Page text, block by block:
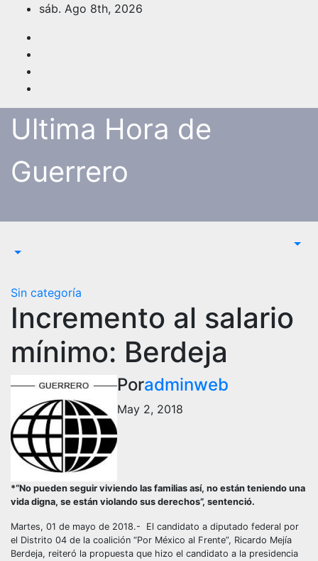
Saltar
contenido
sáb. Ago 8th, 2026
Ultima Hora de
Guerrero
Sin categoría
Incremento al salario
mínimo: Berdeja
Poradminweb
May 2, 2018
*“No pueden seguir viviendo las familias así, no están teniendo una
vida digna, se están violando sus derechos”, sentenció.
Martes, 01 de mayo de 2018.- El candidato a diputado federal por
el Distrito 04 de la coalición “Por México al Frente”, Ricardo Mejía
Berdeja, reiteró la propuesta que hizo el candidato a la presidencia